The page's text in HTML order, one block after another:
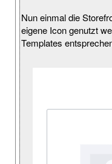
Nun einmal die
eigene Icon genutzt
Templates